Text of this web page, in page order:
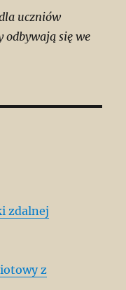
uczniów
odbywają się we
zdalnej
z